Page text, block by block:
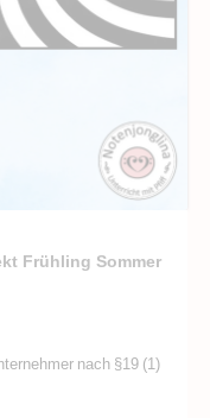
Frühling Sommer
nach §19 (1)